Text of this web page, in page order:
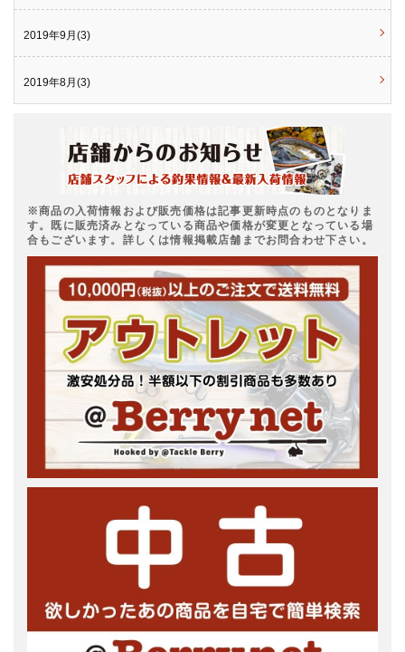
2019年9月(3)
2019年8月(3)
※商品の入荷情報および販売価格は記事更新時点のものとなりま
す。既に販売済みとなっている商品や価格が変更となっている場
合もございます。詳しくは情報掲載店舗までお問合わせ下さい。